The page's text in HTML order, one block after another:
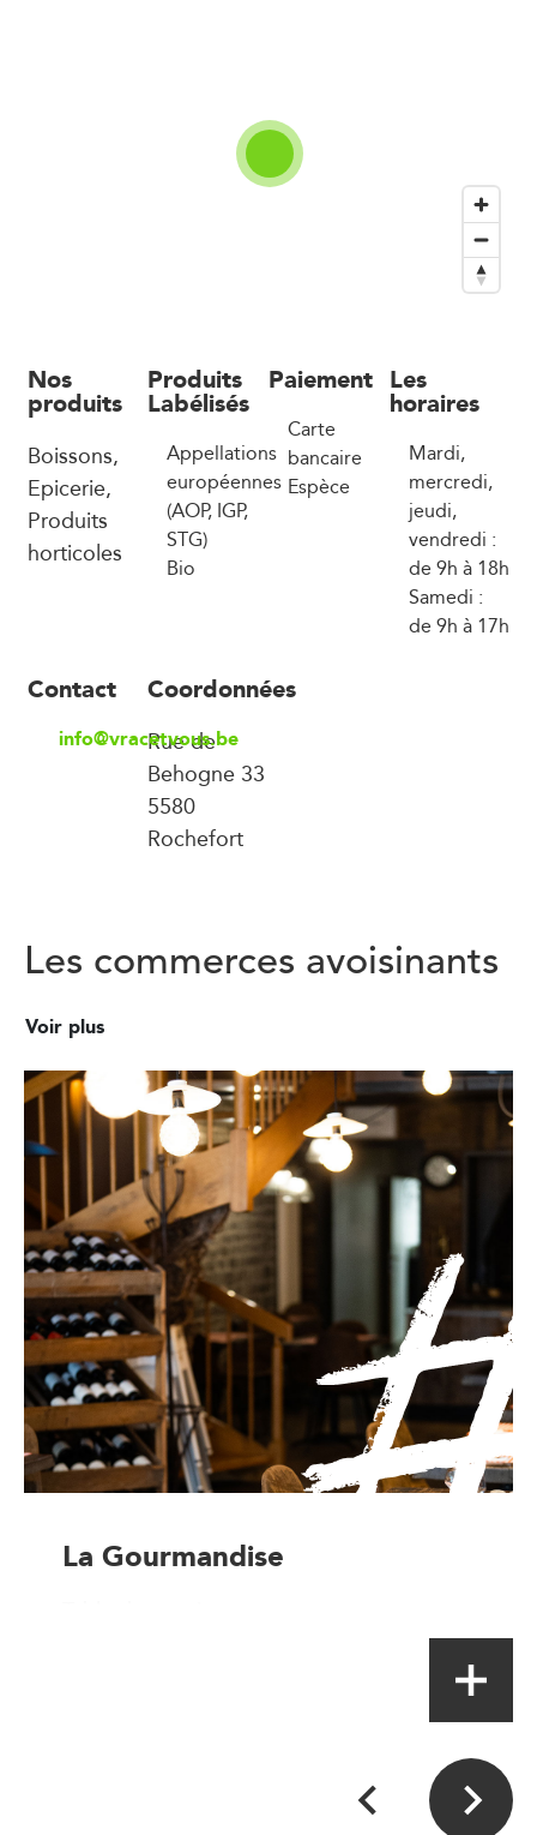
Nos
produits
Boissons,
Epicerie,
Produits
horticoles
Produits
Labélisés
Appellations
européennes
(AOP, IGP,
STG)
Bio
Paiement
Carte
bancaire
Espèce
Les
horaires
Mardi,
mercredi,
jeudi,
vendredi :
de 9h à 18h
Samedi :
de 9h à 17h
Contact
info@vracetvous.be
Coordonnées
Rue de
Behogne 33
5580
Rochefort
Les commerces avoisinants
Voir plus
La Gourmandise